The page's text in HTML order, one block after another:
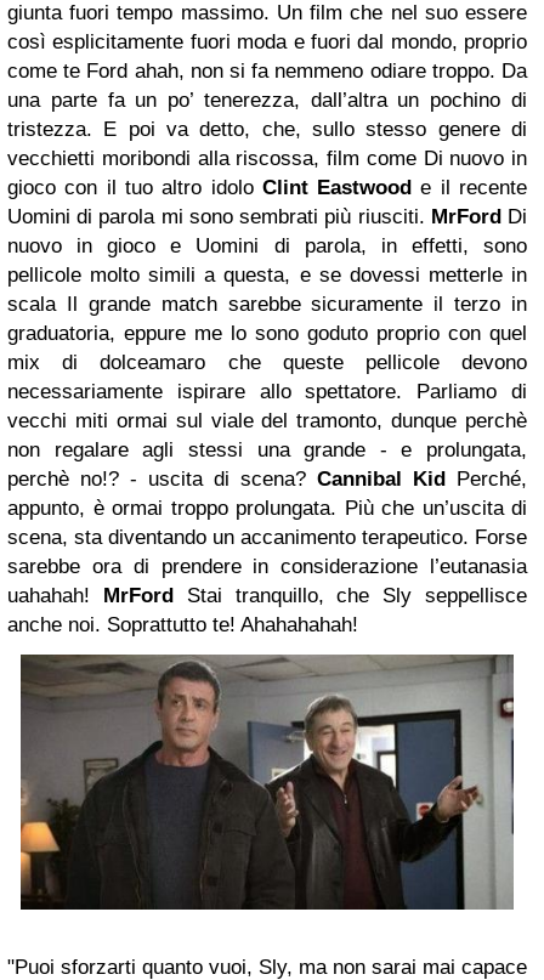
giunta fuori tempo massimo. Un film che nel suo essere
così esplicitamente fuori moda e fuori dal mondo, proprio
come te Ford ahah, non si fa nemmeno odiare troppo. Da
una parte fa un po’ tenerezza, dall’altra un pochino di
tristezza. E poi va detto, che, sullo stesso genere di
vecchietti moribondi alla riscossa, film come Di nuovo in
gioco con il tuo altro idolo Clint Eastwood e il recente
Uomini di parola mi sono sembrati più riusciti. MrFord Di
nuovo in gioco e Uomini di parola, in effetti, sono
pellicole molto simili a questa, e se dovessi metterle in
scala Il grande match sarebbe sicuramente il terzo in
graduatoria, eppure me lo sono goduto proprio con quel
mix di dolceamaro che queste pellicole devono
necessariamente ispirare allo spettatore. Parliamo di
vecchi miti ormai sul viale del tramonto, dunque perchè
non regalare agli stessi una grande - e prolungata,
perchè no!? - uscita di scena? Cannibal Kid
Perché,
appunto, è ormai troppo prolungata. Più che un’uscita di
scena, sta diventando un accanimento terapeutico. Forse
sarebbe ora di prendere in considerazione l’eutanasia
uahahah!
MrFord
Stai tranquillo, che Sly seppellisce
anche noi. Soprattutto te! Ahahahahah!
"Puoi sforzarti quanto vuoi, Sly, ma non sarai mai capace